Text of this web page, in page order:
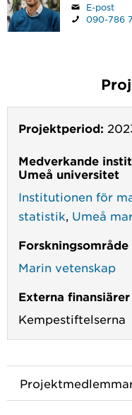
E-post
090-786
Projektperiod:
Medverkande
Umeå universitet
Institutionen för
statistik Umeå
Forskningsområde
Marin vetenskap
Externa finansiärer
Kempestiftelserna